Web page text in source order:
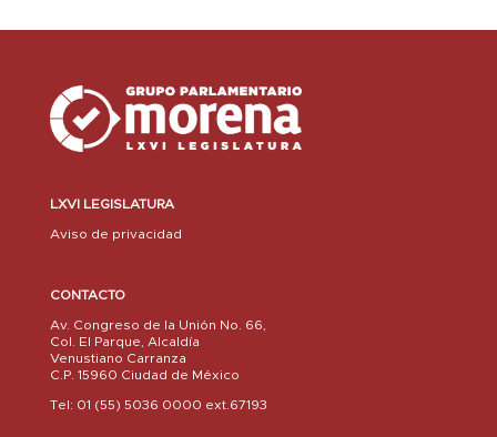
LXVI LEGISLATURA
Aviso de privacidad
CONTACTO
Av. Congreso de la Unión No. 66,
Col. El Parque, Alcaldía
Venustiano Carranza
C.P. 15960 Ciudad de México
Tel: 01 (55) 5036 0000 ext.67193